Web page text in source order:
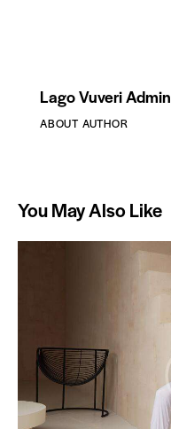
Lago Vuveri Admin
ABOUT AUTHOR
You May Also Like